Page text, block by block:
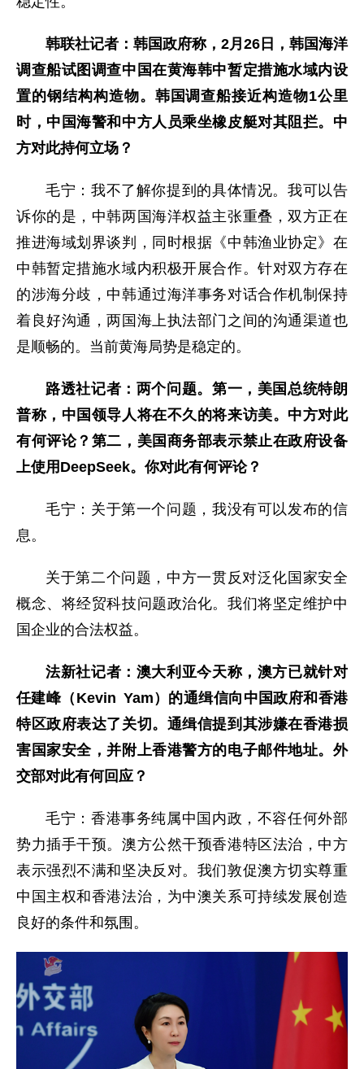
韩联社记者：韩国政府称，2月26日，韩国海洋
调查船试图调查中国在黄海韩中暂定措施水域内设
置的钢结构构造物。韩国调查船接近构造物1公里
时，中国海警和中方人员乘坐橡皮艇对其阻拦。中
方对此持何立场？
毛宁：我不了解你提到的具体情况。我可以告
诉你的是，中韩两国海洋权益主张重叠，双方正在
推进海域划界谈判，同时根据《中韩渔业协定》在
中韩暂定措施水域内积极开展合作。针对双方存在
的涉海分歧，中韩通过海洋事务对话合作机制保持
着良好沟通，两国海上执法部门之间的沟通渠道也
是顺畅的。当前黄海局势是稳定的。
路透社记者：两个问题。第一，美国总统特朗
普称，中国领导人将在不久的将来访美。中方对此
有何评论？第二，美国商务部表示禁止在政府设备
上使用DeepSeek。你对此有何评论？
毛宁：关于第一个问题，我没有可以发布的信
息。
关于第二个问题，中方一贯反对泛化国家安全
概念、将经贸科技问题政治化。我们将坚定维护中
国企业的合法权益。
法新社记者：澳大利亚今天称，澳方已就针对
任建峰（Kevin Yam）的通缉信向中国政府和香港
特区政府表达了关切。通缉信提到其涉嫌在香港损
害国家安全，并附上香港警方的电子邮件地址。外
交部对此有何回应？
毛宁：香港事务纯属中国内政，不容任何外部
势力插手干预。澳方公然干预香港特区法治，中方
表示强烈不满和坚决反对。我们敦促澳方切实尊重
中国主权和香港法治，为中澳关系可持续发展创造
良好的条件和氛围。